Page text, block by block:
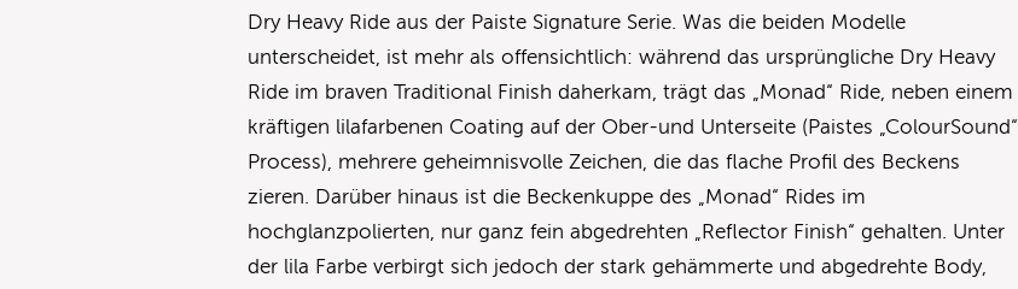
Dry Heavy Ride aus der Paiste Signature Serie. Was die beiden Modelle
unterscheidet, ist mehr als offensichtlich: während das ursprüngliche Dry Heavy
Ride im braven Traditional Finish daherkam, trägt das „Monad“ Ride, neben einem
kräftigen lilafarbenen Coating auf der Ober-und Unterseite (Paistes „ColourSound“
Process), mehrere geheimnisvolle Zeichen, die das flache Profil des Beckens
zieren. Darüber hinaus ist die Beckenkuppe des „Monad“ Rides im
hochglanzpolierten, nur ganz fein abgedrehten „Reflector Finish“ gehalten. Unter
der lila Farbe verbirgt sich jedoch der stark gehämmerte und abgedrehte Body,